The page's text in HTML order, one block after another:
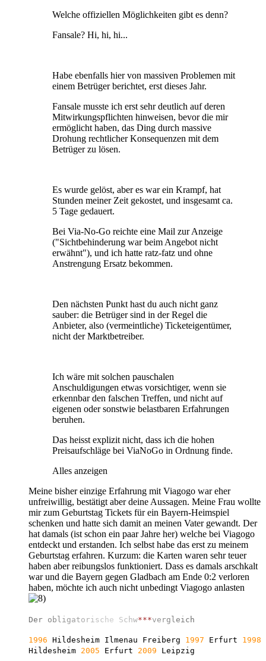
Welche offiziellen Möglichkeiten gibt es denn?
Fansale? Hi, hi, hi...
Habe ebenfalls hier von massiven Problemen mit
einem Betrüger berichtet, erst dieses Jahr.
Fansale musste ich erst sehr deutlich auf deren
Mitwirkungspflichten hinweisen, bevor die mir
ermöglicht haben, das Ding durch massive
Drohung rechtlicher Konsequenzen mit dem
Betrüger zu lösen.
Es wurde gelöst, aber es war ein Krampf, hat
Stunden meiner Zeit gekostet, und insgesamt ca.
5 Tage gedauert.
Bei Via-No-Go reichte eine Mail zur Anzeige
("Sichtbehinderung war beim Angebot nicht
erwähnt"), und ich hatte ratz-fatz und ohne
Anstrengung Ersatz bekommen.
Den nächsten Punkt hast du auch nicht ganz
sauber: die Betrüger sind in der Regel die
Anbieter, also (vermeintliche) Ticketeigentümer,
nicht der Marktbetreiber.
Ich wäre mit solchen pauschalen
Anschuldigungen etwas vorsichtiger, wenn sie
erkennbar den falschen Treffen, und nicht auf
eigenen oder sonstwie belastbaren Erfahrungen
beruhen.
Das heisst explizit nicht, dass ich die hohen
Preisaufschläge bei ViaNoGo in Ordnung finde.
Alles anzeigen
Meine bisher einzige Erfahrung mit Viagogo war eher
unfreiwillig, bestätigt aber deine Aussagen. Meine Frau wollte
mir zum Geburtstag Tickets für ein Bayern-Heimspiel
schenken und hatte sich damit an meinen Vater gewandt. Der
hat damals (ist schon ein paar Jahre her) welche bei Viagogo
entdeckt und erstanden. Ich selbst habe das erst zu meinem
Geburtstag erfahren. Kurzum: die Karten waren sehr teuer
haben aber reibungslos funktioniert. Dass es damals arschkalt
war und die Bayern gegen Gladbach am Ende 0:2 verloren
haben, möchte ich auch nicht unbedingt Viagogo anlasten
De r o b l i gato ri sc he Sc hw***ve rg l ei c h
1996 Hildesheim Ilmenau Freiberg 1997 Erfurt 1998
Hildesheim 2005 Erfurt 2009 Leipzig